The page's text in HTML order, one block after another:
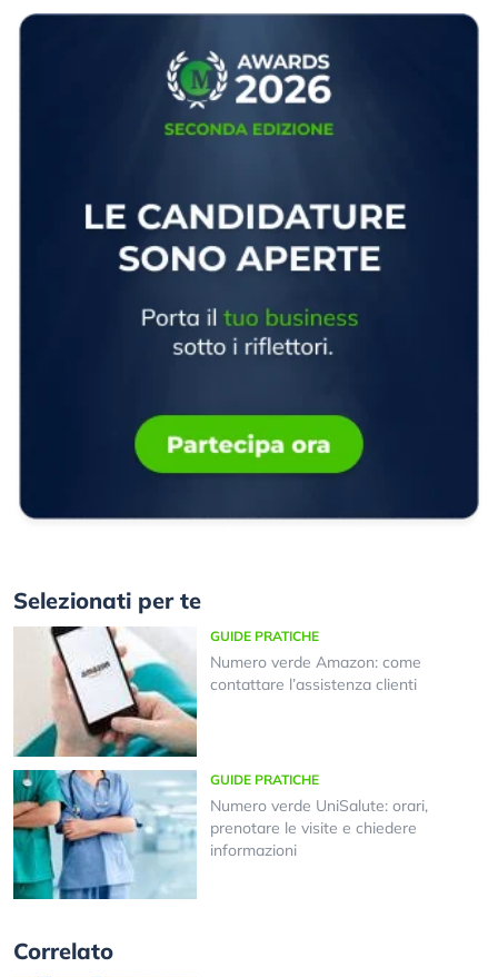
Selezionati per te
GUIDE PRATICHE
Numero verde Amazon: come
contattare l’assistenza clienti
GUIDE PRATICHE
Numero verde UniSalute: orari,
prenotare le visite e chiedere
informazioni
Correlato